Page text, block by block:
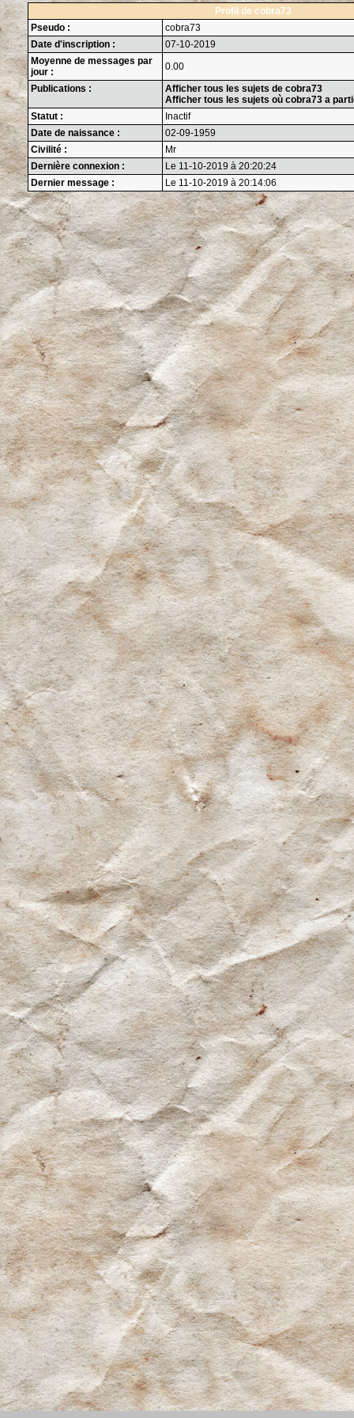
Profil de cobra73
Pseudo :
cobra73
Date d'inscription :
07-10-2019
Moyenne de messages par
jour :
0.00
Publications :
Afficher tous les sujets de cobra73
Afficher tous les sujets où cobra73 a
Statut :
Inactif
Date de naissance :
02-09-1959
Civilité :
Mr
Dernière connexion :
Le 11-10-2019 à 20:20:24
Dernier message :
Le 11-10-2019 à 20:14:06